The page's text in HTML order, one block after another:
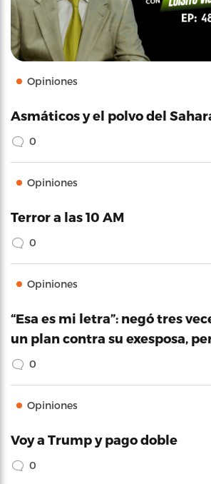
Opiniones
Asmáticos y el polvo del
0
Opiniones
Terror a las 10 AM
0
Opiniones
“Esa es mi letra”: negó tres
un plan contra su exesposa,
0
Opiniones
Voy a Trump y pago doble
0